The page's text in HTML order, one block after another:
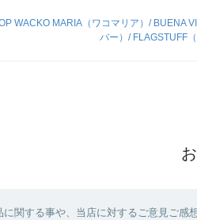
WACKO MARIA（ワコマリア）/ BUENA
バー）/ FLAGSTUFF
に関する事や、当店に対するご意見ご感